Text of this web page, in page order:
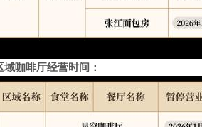
咖啡厅经营时间：